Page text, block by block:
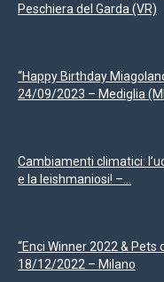
Peschiera del Garda (VR)
“Happy Birthday
24/09/2023 – Mediglia
Cambiamenti climatici:
e la leishmaniosi! –...
“Enci Winner 2022 & Pets
18/12/2022 – Milano